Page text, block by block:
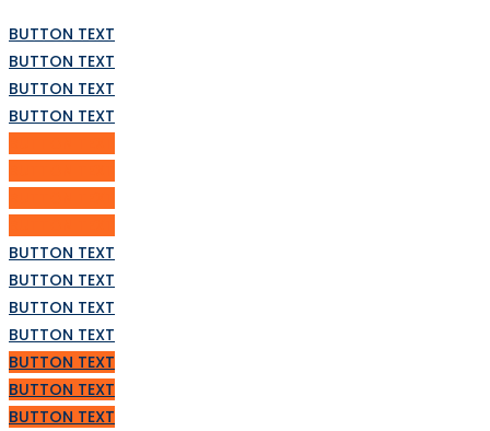
BUTTON TEXT
BUTTON TEXT
BUTTON TEXT
BUTTON TEXT
BUTTON TEXT
BUTTON TEXT
BUTTON TEXT
BUTTON TEXT
BUTTON TEXT
BUTTON TEXT
BUTTON TEXT